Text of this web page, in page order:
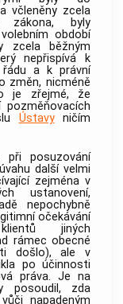
včleněny zcela
zákona, byly
období
zcela běžným
nepřispívá k
řádu a k právní
změn, nicméně
je zřejmé, že
Ústavyničím
při posuzování
další velmi
zejména v
ustanovení,
nepochybně
očekávání
jiných
rámec obecné
došlo), ale v
po účinnosti
práva. Je na
posoudil, zda
napadeným